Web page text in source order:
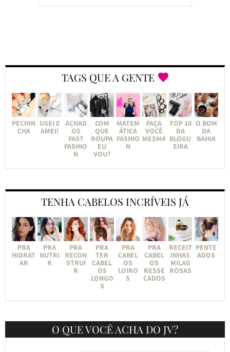
TAGS QUE A GENTE
PECHIN
CHA
USEI E
AMEI!
ACHAD
OS
FAST
FASHIO
N
COM
QUE
ROUPA
EU
VOU?
MATEM
ÁTICA
FASHIO
N
FAÇA
VOCÊ
MESMA
TOP 10
DA
BLOGU
EIRA
O BOM
DA
BAHIA
TENHA CABELOS INCRÍVEIS JÁ
PRA
HIDRAT
AR
PRA
NUTRI
R
PRA
RECON
STRUI
R
PRA
TER
CABEL
OS
LONGO
S
PRA
CABEL
OS
LOIRO
S
PRA
CABEL
OS
RESSE
CADOS
RECEIT
INHAS
MILAG
ROSAS
PENTE
ADOS
O QUE VOCÊ ACHA DO JV?